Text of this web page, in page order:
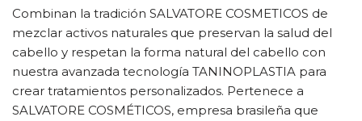
Combinan la tradición SALVATORE COSMETICOS de
mezclar activos naturales que preservan la salud del
cabello y respetan la forma natural del cabello con
nuestra avanzada tecnología TANINOPLASTIA para
crear tratamientos personalizados. Pertenece a
SALVATORE COSMÉTICOS, empresa brasileña que